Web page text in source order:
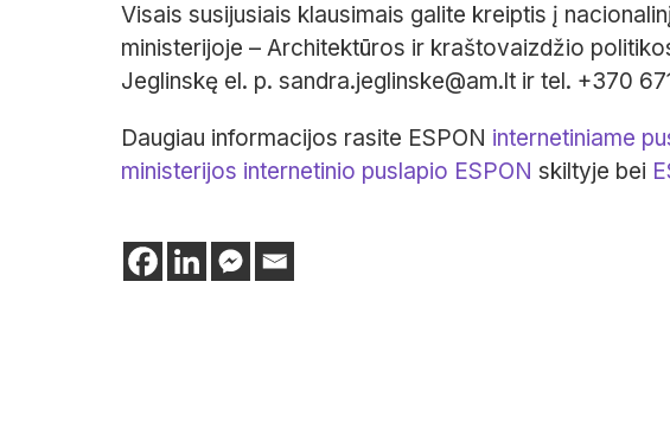
Visais susijusiais klausimais galite kreiptis į
ministerijoje – Architektūros ir kraštovaizdžio
Jeglinskę el. p. sandra.jeglinske@am.lt ir tel. +370
Daugiau informacijos rasite ESPON internetiniame
ministerijos internetinio puslapio ESPON skiltyje bei